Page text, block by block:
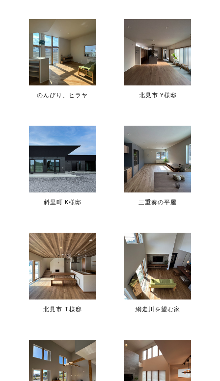
のんびり、ヒラヤ 北見市 Y様邸
斜里町 K様邸 三重奏の平屋
北見市 T様邸 網走川を望む家